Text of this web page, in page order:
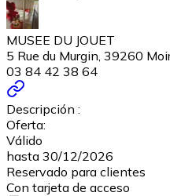
MUSEE DU JOUET
5 Rue du Murgin, 39260
03 84 42 38 64
Descripción :
Oferta:
Válido
hasta 30/12/2026
Reservado para clientes
Con tarjeta de acceso